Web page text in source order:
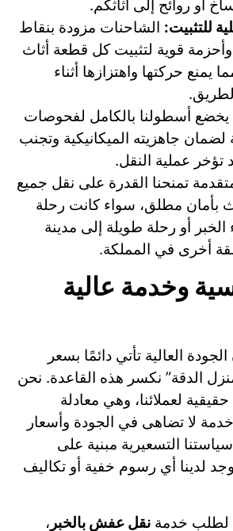
أو روائح إلى أثاثكم.
للتثبيت: الشاحنات مزودة بنقاط
قوية لتثبيت كل قطعة أثاث
يمنع حركتها واهتزازها أثناء
يخضع أسطولنا بالكامل لفحوصات
لضمان جاهزيته الميكانيكية وتجنب
عملية النقل.
تمنحنا القدرة على نقل جميع
بأمان مطلق، سواء كانت رحلة
أو رحلة طويلة إلى مدينة
أخرى في المملكة.
وخدمة عالية
العالية تأتي دائمًا بسعر
الدقة” نكسر هذه القاعدة. نحن
لعملائنا، وهي معادلة
لا تضاهى في الجودة وأسعار
التسعيرية مبنية على
لدينا أي رسوم خفية أو تكاليف
لطلب خدمة نقل عفش بالخبر ،